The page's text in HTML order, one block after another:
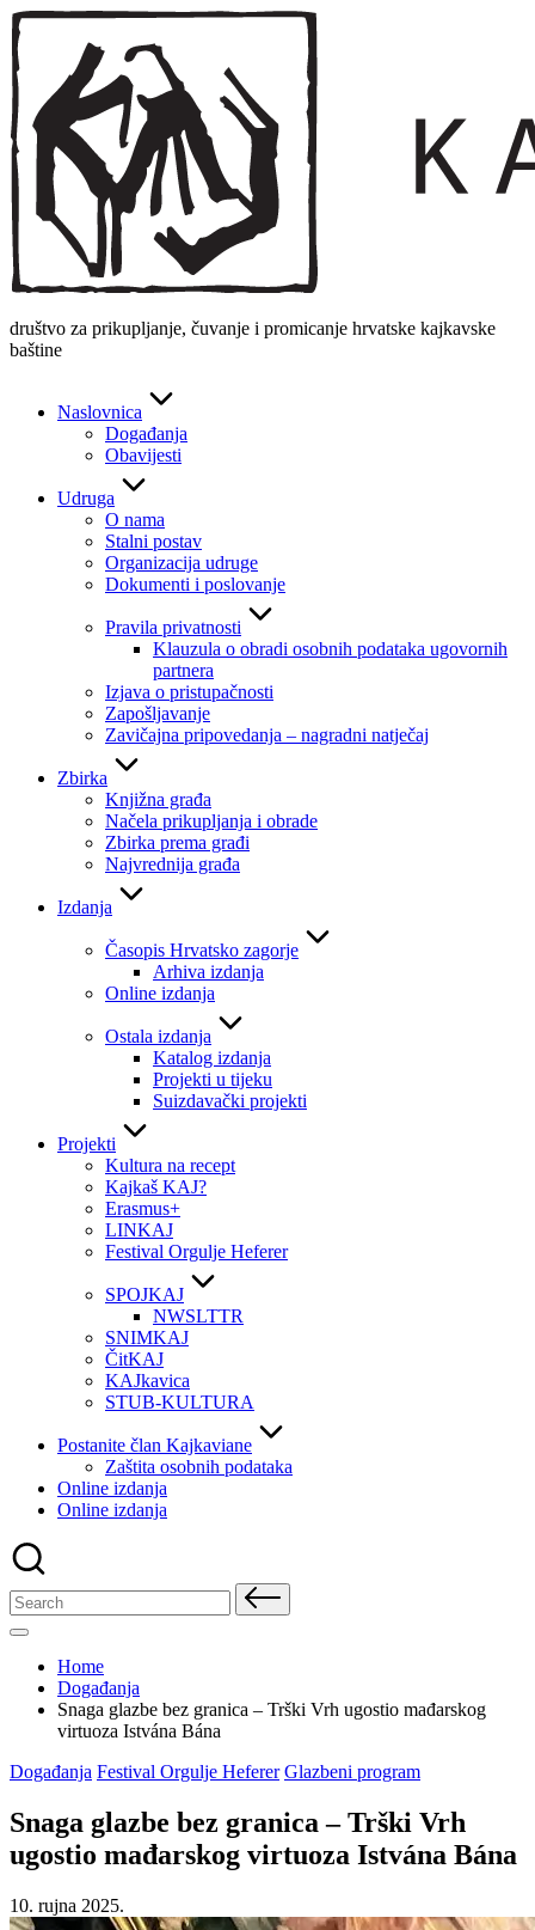
Skip
to
content
društvo za prikupljanje, čuvanje i promicanje hrvatske kajkavske
baštine
Naslovnica
Događanja
Obavijesti
Udruga
O nama
Stalni postav
Organizacija udruge
Dokumenti i poslovanje
Pravila privatnosti
Klauzula o obradi osobnih podataka ugovornih
partnera
Izjava o pristupačnosti
Zapošljavanje
Zavičajna pripovedanja – nagradni natječaj
Zbirka
Knjižna građa
Načela prikupljanja i obrade
Zbirka prema građi
Najvrednija građa
Izdanja
Časopis Hrvatsko zagorje
Arhiva izdanja
Online izdanja
Ostala izdanja
Katalog izdanja
Projekti u tijeku
Suizdavački projekti
Projekti
Kultura na recept
Kajkaš KAJ?
Erasmus+
LINKAJ
Festival Orgulje Heferer
SPOJKAJ
NWSLTTR
SNIMKAJ
ČitKAJ
KAJkavica
STUB-KULTURA
Postanite član Kajkaviane
Zaštita osobnih podataka
Online izdanja
Online izdanja
Search
for:
Home
Događanja
Snaga glazbe bez granica – Trški Vrh ugostio mađarskog
virtuoza Istvána Bána
Posted
Događanja Festival Orgulje Heferer Glazbeni program
Snaga glazbe bez granica – Trški Vrh
ugostio mađarskog virtuoza Istvána Bána
10. rujna 2025.